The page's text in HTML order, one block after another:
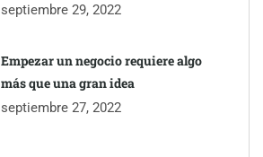
septiembre 29, 2022
Empezar un negocio requiere algo
más que una gran idea
septiembre 27, 2022